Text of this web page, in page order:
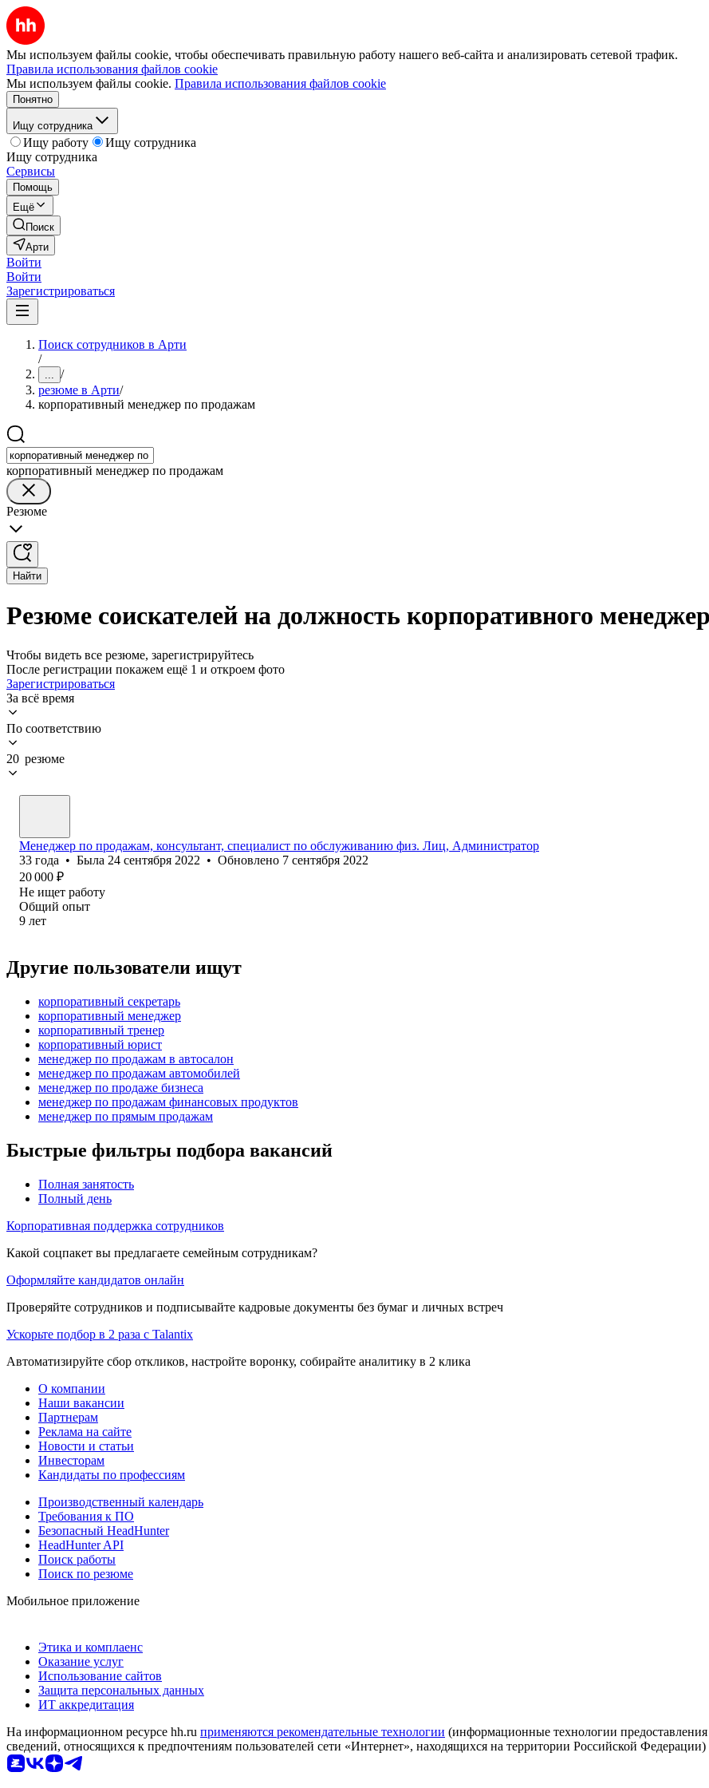
Мы используем файлы cookie, чтобы обеспечивать правильную работу нашего веб-сайта и анализировать сетевой трафик.
Правила использования файлов cookie
Мы используем файлы cookie. Правила использования файлов cookie
Понятно
Ищу сотрудника
Ищу работу
Ищу сотрудника
Ищу сотрудника
Сервисы
Помощь
Ещё
Поиск
Арти
Войти
Войти
Зарегистрироваться
Поиск сотрудников в Арти
/
... /
резюме в Арти/
корпоративный менеджер по продажам
корпоративный менеджер по продажам
Резюме
Найти
Резюме соискателей на должность корпоративного
Чтобы видеть все резюме, зарегистрируйтесь
После регистрации покажем ещё 1 и откроем фото
Зарегистрироваться
За всё время
По соответствию
20 резюме
Менеджер по продажам, консультант, специалист по обслуживанию физ. Лиц, Администратор
33 года • Была 24 сентября 2022 • Обновлено 7 сентября 2022
20 000 ₽
Не ищет работу
Общий опыт
9 лет
Другие пользователи ищут
корпоративный секретарь
корпоративный менеджер
корпоративный тренер
корпоративный юрист
менеджер по продажам в автосалон
менеджер по продажам автомобилей
менеджер по продаже бизнеса
менеджер по продажам финансовых продуктов
менеджер по прямым продажам
Быстрые фильтры подбора вакансий
Полная занятость
Полный день
Корпоративная поддержка сотрудников
Какой соцпакет вы предлагаете семейным сотрудникам?
Оформляйте кандидатов онлайн
Проверяйте сотрудников и подписывайте кадровые документы без бумаг и личных встреч
Ускорьте подбор в 2 раза с Talantix
Автоматизируйте сбор откликов, настройте воронку, собирайте аналитику в 2 клика
О компании
Наши вакансии
Партнерам
Реклама на сайте
Новости и статьи
Инвесторам
Кандидаты по профессиям
Производственный календарь
Требования к ПО
Безопасный HeadHunter
HeadHunter API
Поиск работы
Поиск по резюме
Мобильное приложение
Этика и комплаенс
Оказание услуг
Использование сайтов
Защита персональных данных
ИТ аккредитация
На информационном ресурсе hh.ru применяются рекомендательные технологии (информационные технологии
сведений, относящихся к предпочтениям пользователей сети «Интернет», находящихся на территории Российской Федерации)